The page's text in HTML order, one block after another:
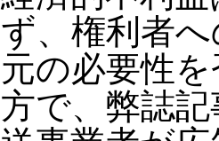
ず、権利者
元の必要性
方で、弊誌